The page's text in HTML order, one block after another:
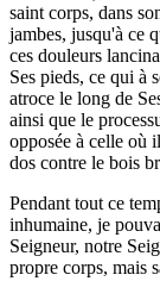
saint corps, dans
jambes, jusqu'à ce
ces douleurs
Ses pieds, ce qui à
atroce le long de
ainsi que le
opposée à celle où
dos contre le bois
Pendant tout ce
inhumaine, je
Seigneur, notre
propre corps, mais